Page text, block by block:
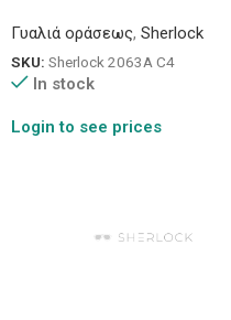
Γυαλιά οράσεως, Sherlock
SKU: Sherlock 2063A C4
In stock
Login to see prices